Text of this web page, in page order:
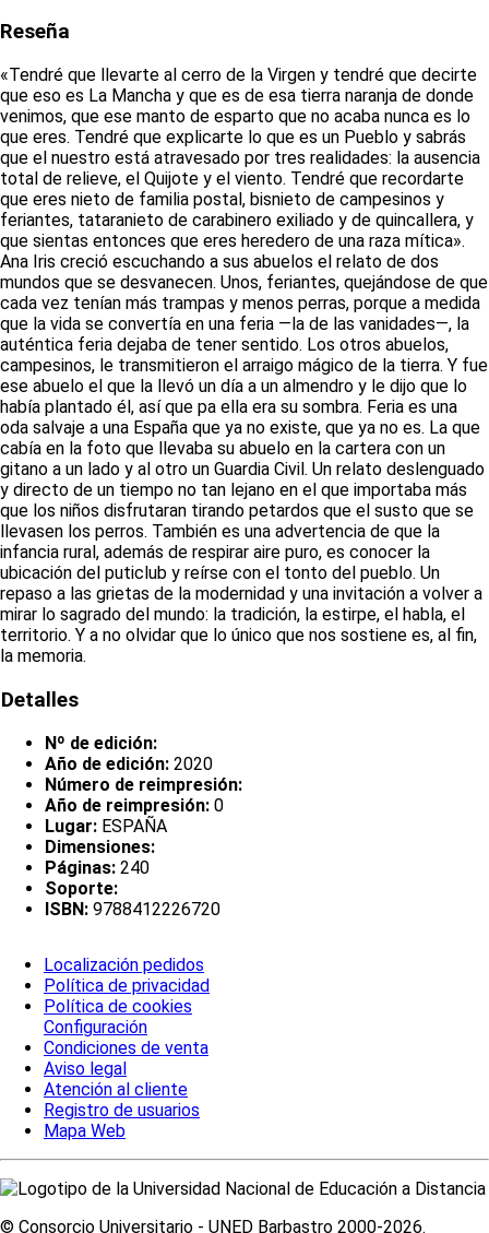
Reseña
«Tendré que llevarte al cerro de la Virgen y tendré que decirte
que eso es La Mancha y que es de esa tierra naranja de donde
venimos, que ese manto de esparto que no acaba nunca es lo
que eres. Tendré que explicarte lo que es un Pueblo y sabrás
que el nuestro está atravesado por tres realidades: la ausencia
total de relieve, el Quijote y el viento. Tendré que recordarte
que eres nieto de familia postal, bisnieto de campesinos y
feriantes, tataranieto de carabinero exiliado y de quincallera, y
que sientas entonces que eres heredero de una raza mítica».
Ana Iris creció escuchando a sus abuelos el relato de dos
mundos que se desvanecen. Unos, feriantes, quejándose de que
cada vez tenían más trampas y menos perras, porque a medida
que la vida se convertía en una feria —la de las vanidades—, la
auténtica feria dejaba de tener sentido. Los otros abuelos,
campesinos, le transmitieron el arraigo mágico de la tierra. Y fue
ese abuelo el que la llevó un día a un almendro y le dijo que lo
había plantado él, así que pa ella era su sombra. Feria es una
oda salvaje a una España que ya no existe, que ya no es. La que
cabía en la foto que llevaba su abuelo en la cartera con un
gitano a un lado y al otro un Guardia Civil. Un relato deslenguado
y directo de un tiempo no tan lejano en el que importaba más
que los niños disfrutaran tirando petardos que el susto que se
llevasen los perros. También es una advertencia de que la
infancia rural, además de respirar aire puro, es conocer la
ubicación del puticlub y reírse con el tonto del pueblo. Un
repaso a las grietas de la modernidad y una invitación a volver a
mirar lo sagrado del mundo: la tradición, la estirpe, el habla, el
territorio. Y a no olvidar que lo único que nos sostiene es, al fin,
la memoria.
Detalles
Nº de edición:
Año de edición: 2020
Número de reimpresión:
Año de reimpresión: 0
Lugar: ESPAÑA
Dimensiones:
Páginas: 240
Soporte:
ISBN: 9788412226720
Localización pedidos
Política de privacidad
Política de cookies
Configuración
Condiciones de venta
Aviso legal
Atención al cliente
Registro de usuarios
Mapa Web
© Consorcio Universitario - UNED Barbastro 2000-2026.